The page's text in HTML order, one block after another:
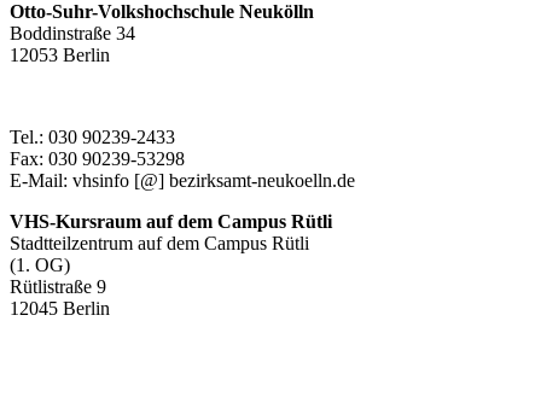
Otto-Suhr-Volkshochschule Neukölln
Boddinstraße 34
12053 Berlin
Tel.: 030 90239-2433
Fax: 030 90239-53298
E-Mail: vhsinfo [@] bezirksamt-neukoelln.de
VHS-Kursraum auf dem Campus Rütli
Stadtteilzentrum auf dem Campus Rütli
(1. OG)
Rütlistraße 9
12045 Berlin